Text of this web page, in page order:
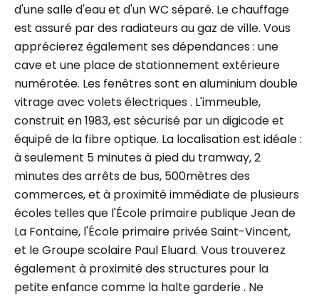
d'une salle d'eau et d'un WC séparé. Le chauffage
est assuré par des radiateurs au gaz de ville. Vous
apprécierez également ses dépendances : une
cave et une place de stationnement extérieure
numérotée. Les fenêtres sont en aluminium double
vitrage avec volets électriques . L'immeuble,
construit en 1983, est sécurisé par un digicode et
équipé de la fibre optique. La localisation est idéale :
à seulement 5 minutes à pied du tramway, 2
minutes des arrêts de bus, 500mètres des
commerces, et à proximité immédiate de plusieurs
écoles telles que l'École primaire publique Jean de
La Fontaine, l'École primaire privée Saint-Vincent,
et le Groupe scolaire Paul Eluard. Vous trouverez
également à proximité des structures pour la
petite enfance comme la halte garderie . Ne